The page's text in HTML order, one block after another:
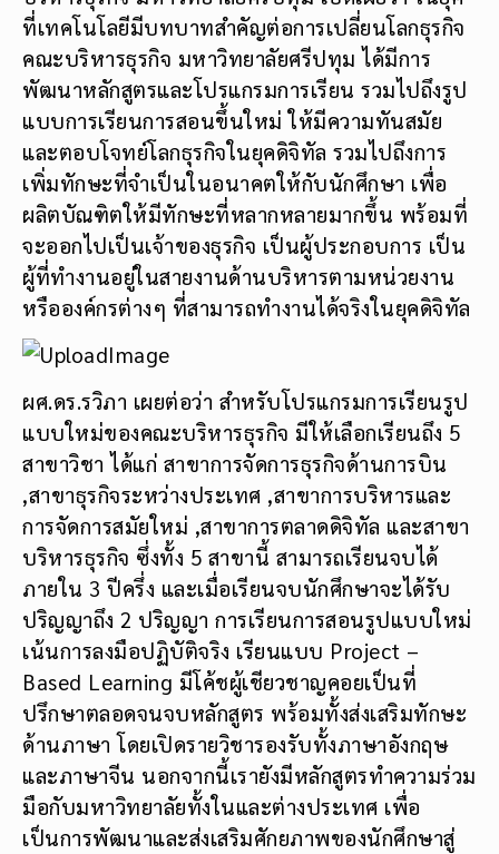
ที่เทคโนโลยีมีบทบาทสำคัญต่อการเปลี่ยนโลกธุรกิจ
คณะบริหารธุรกิจ มหาวิทยาลัยศรีปทุม ได้มีการ
พัฒนาหลักสูตรและโปรแกรมการเรียน รวมไปถึงรูป
แบบการเรียนการสอนขึ้นใหม่ ให้มีความทันสมัย
และตอบโจทย์โลกธุรกิจในยุคดิจิทัล รวมไปถึงการ
เพิ่มทักษะที่จำเป็นในอนาคตให้กับนักศึกษา เพื่อ
ผลิตบัณฑิตให้มีทักษะที่หลากหลายมากขึ้น พร้อมที่
จะออกไปเป็นเจ้าของธุรกิจ เป็นผู้ประกอบการ เป็น
ผู้ที่ทำงานอยู่ในสายงานด้านบริหารตามหน่วยงาน
หรือองค์กรต่างๆ ที่สามารถทำงานได้จริงในยุคดิจิทัล
ผศ.ดร.รวิภา เผยต่อว่า สำหรับโปรแกรมการเรียนรูป
แบบใหม่ของคณะบริหารธุรกิจ มีให้เลือกเรียนถึง 5
สาขาวิชา ได้แก่ สาขาการจัดการธุรกิจด้านการบิน
,สาขาธุรกิจระหว่างประเทศ ,สาขาการบริหารและ
การจัดการสมัยใหม่ ,สาขาการตลาดดิจิทัล และสาขา
บริหารธุรกิจ ซึ่งทั้ง 5 สาขานี้ สามารถเรียนจบได้
ภายใน 3 ปีครึ่ง และเมื่อเรียนจบนักศึกษาจะได้รับ
ปริญญาถึง 2 ปริญญา การเรียนการสอนรูปแบบใหม่
เน้นการลงมือปฏิบัติจริง เรียนแบบ Project –
Based Learning มีโค้ชผู้เชียวชาญคอยเป็นที่
ปรึกษาตลอดจนจบหลักสูตร พร้อมทั้งส่งเสริมทักษะ
ด้านภาษา โดยเปิดรายวิชารองรับทั้งภาษาอังกฤษ
และภาษาจีน นอกจากนี้เรายังมีหลักสูตรทำความร่วม
มือกับมหาวิทยาลัยทั้งในและต่างประเทศ เพื่อ
เป็นการพัฒนาและส่งเสริมศักยภาพของนักศึกษาสู่